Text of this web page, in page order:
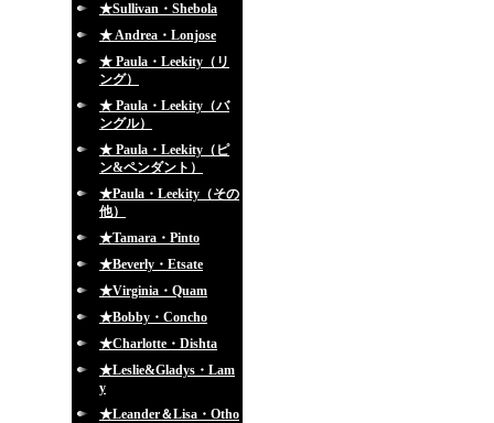
★Sullivan・Shebola
★ Andrea・Lonjose
★ Paula・Leekity（リ
ング）
★ Paula・Leekity（バ
ングル）
★ Paula・Leekity（ピ
ン&ペンダント）
★Paula・Leekity（その
他）
★Tamara・Pinto
★Beverly・Etsate
★Virginia・Quam
★Bobby・Concho
★Charlotte・Dishta
★Leslie&Gladys・Lam
y
★Leander＆Lisa・Otho